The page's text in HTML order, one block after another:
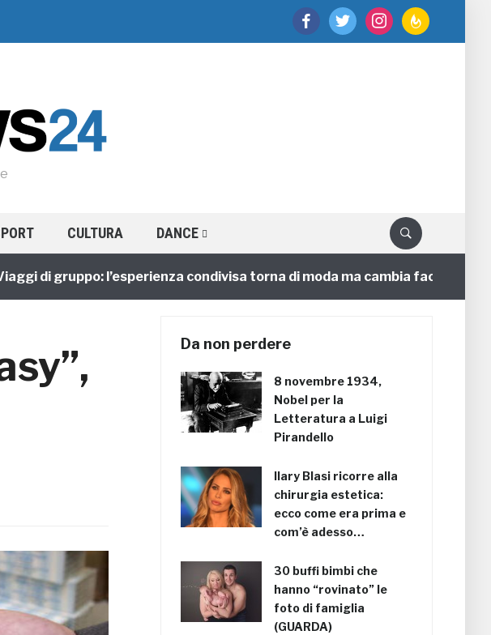
facebooktwitter instagramfeedburner
CULTURA DANCE
gruppo: l’esperienza condivisa torna di moda ma cambia faccia
Da non perdere
8 novembre 1934,
Nobel per la
Letteratura a Luigi
Pirandello
Ilary Blasi ricorre alla
chirurgia estetica:
ecco come era prima e
com’è adesso…
30 buffi bimbi che
hanno “rovinato” le
foto di famiglia
(GUARDA)